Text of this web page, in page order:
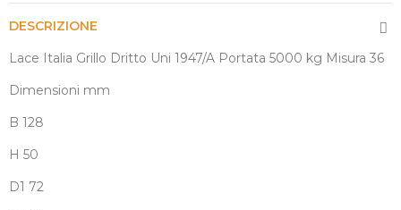
DESCRIZIONE
Lace Italia Grillo Dritto Uni 1947/A Portata 5000 kg Misura 36
Dimensioni mm
B 128
H 50
D1 72